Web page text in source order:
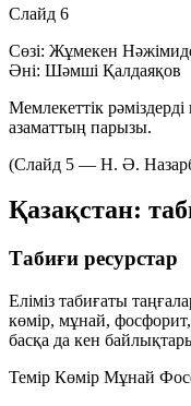
Слайд 6
Сөзі: Жұмекен
Әні: Шәмші Қалдаяқов
Мемлекеттік
азаматтың парызы.
(Слайд 5 — Н. Ә.
Қазақстан:
Табиғи ресурстар
Еліміз табиғаты
көмір, мұнай,
басқа да кен
Темір Көмір Мұнай